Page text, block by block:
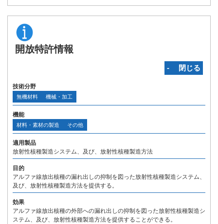
開放特許情報
‐ 閉じる
技術分野
無機材料 機械・加工
機能
材料・素材の製造 その他
適用製品
放射性核種製造システム、及び、放射性核種製造方法
目的
アルファ線放出核種の漏れ出しの抑制を図った放射性核種製造システム、
及び、放射性核種製造方法を提供する。
効果
アルファ線放出核種の外部への漏れ出しの抑制を図った放射性核種製造シ
ステム、及び、放射性核種製造方法を提供することができる。